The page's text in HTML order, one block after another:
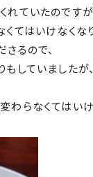
ていたのですが
てはいけなくな
るので、
していましたが、
わらなくてはい